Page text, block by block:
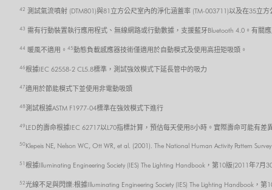
42 測試氣流噴射 (DTM801)與81立方公尺室內的淨化涵蓋率 (TM-003711)以及在35立
43 需有行動裝置執行應用程式、無線網路或行動數據，支援藍牙Bluetooth 4.0。有關
44 暖風不適用。 45動態負載感應器技術僅適用於自動模式及使用高扭矩吸頭。
46根據IEC 62558-2 CL5.8標準，測試強效模式下延長管中的吸力
47適用於節能模式下並使用非電動吸頭
48 測試根據ASTM F1977-04標準在強效模式下進行
49 LED的壽命根據IEC 62717以L70指標計算，預估每天使用8小時。實際壽命可能有差
50Klepeis NE, Nelson WC, Ott WR, et al. (2001). The National Human Activity Pattern
51 根據Illuminating Engineering Society (IES) The Lighting Handbook，第10版(2011年7月
52光線不足與閃爍:根據Illuminating Engineering Society (IES) The Lighting Handbook，